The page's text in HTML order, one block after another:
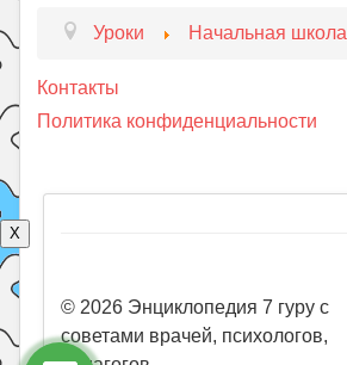
Уроки Начальная школа
Контакты
Политика конфиденциальности
X
© 2026 Энциклопедия 7 гуру с
советами врачей, психологов,